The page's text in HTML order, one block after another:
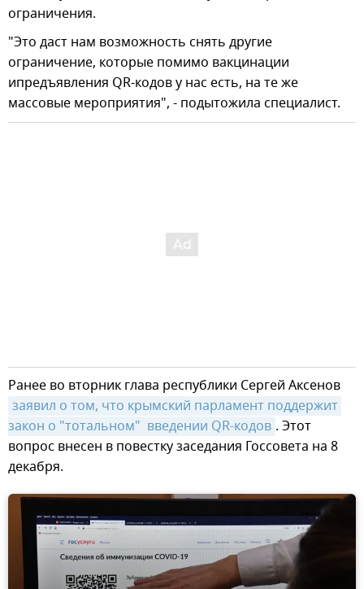
ограничения.
"Это даст нам возможность снять другие
ограничение, которые помимо вакцинации
ипредъявления QR-кодов у нас есть, на те же
массовые мероприятия", - подытожила специалист.
Ранее во вторник глава республики Сергей Аксенов
заявил о том, что крымский парламент поддержит
закон о "тотальном"  введении QR-кодов . Этот
вопрос внесен в повестку заседания Госсовета на 8
декабря.